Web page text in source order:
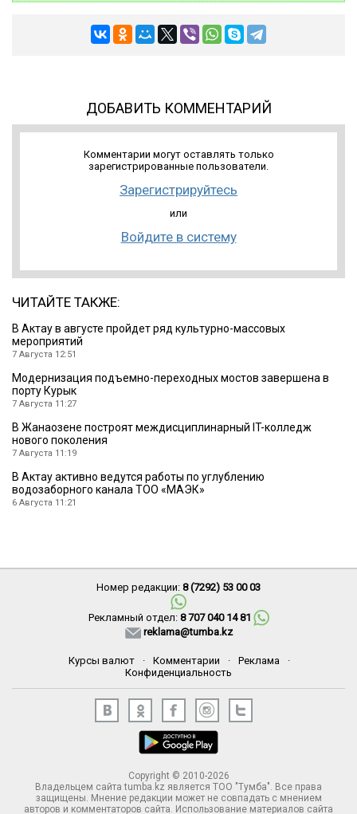
ДОБАВИТЬ КОММЕНТАРИЙ
Комментарии могут оставлять только
зарегистрированные пользователи.
Зарегистрируйтесь
или
Войдите в систему
ЧИТАЙТЕ ТАКЖЕ:
В Актау в августе пройдет ряд культурно-массовых
мероприятий
7 Августа 12:51
Модернизация подъемно-переходных мостов завершена в
порту Курык
7 Августа 11:27
В Жанаозене построят междисциплинарный IT-колледж
нового поколения
7 Августа 11:19
В Актау активно ведутся работы по углублению
водозаборного канала ТОО «МАЭК»
6 Августа 11:21
Номер редакции: 8 (7292) 53 00 03
Рекламный отдел: 8 707 040 14 81
reklama@tumba.kz
Курсы валют · Комментарии · Реклама
·
Конфиденциальность
Copyright © 2010-2026
Владельцем сайта tumba.kz является ТОО "Тумба". Все права
защищены. Мнение редакции может не совпадать с мнением
авторов и комментаторов сайта. Использование материалов сайта